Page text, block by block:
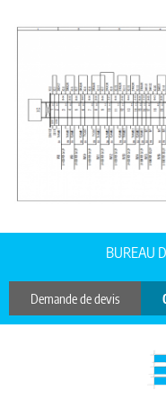
BUREAU
Demande de devis